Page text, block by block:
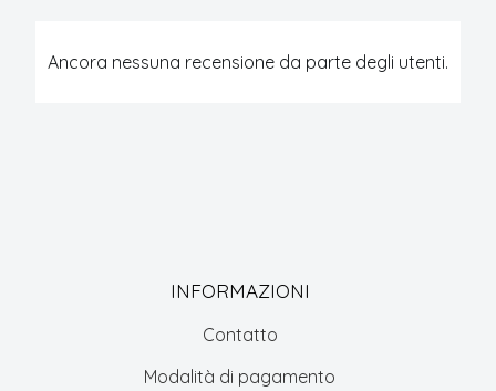
Ancora nessuna recensione da parte degli utenti.
INFORMAZIONI
Contatto
Modalità di pagamento